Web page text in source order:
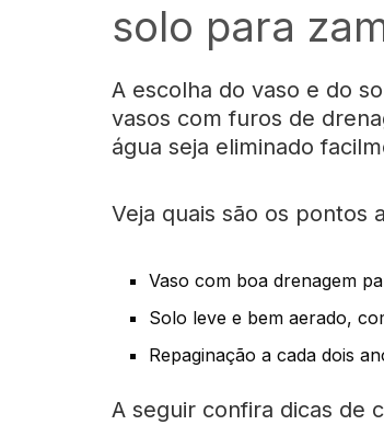
solo para
A escolha do vaso e do
vasos com furos de
água seja eliminado
Veja quais são os pontos
Vaso com boa drenagem
Solo leve e bem aerado,
Repaginação a cada dois
A seguir confira dicas de